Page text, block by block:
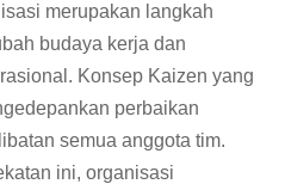
merupakan langkah
budaya kerja dan
Konsep Kaizen yang
perbaikan
semua anggota tim.
ini, organisasi